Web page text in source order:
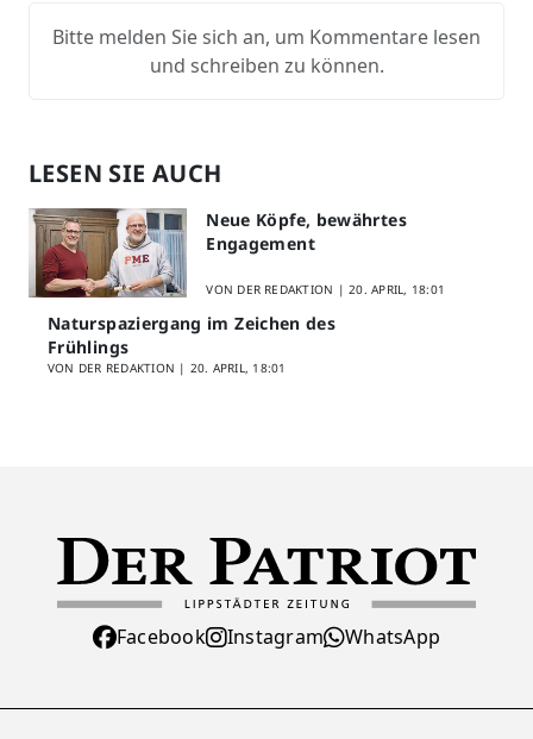
Bitte melden Sie sich an, um Kommentare lesen
und schreiben zu können.
LESEN SIE AUCH
Neue Köpfe, bewährtes
Engagement
VON DER REDAKTION |20. APRIL, 18:01
Naturspaziergang im Zeichen des
Frühlings
VON DER REDAKTION | 20. APRIL, 18:01
Facebook Instagram WhatsApp